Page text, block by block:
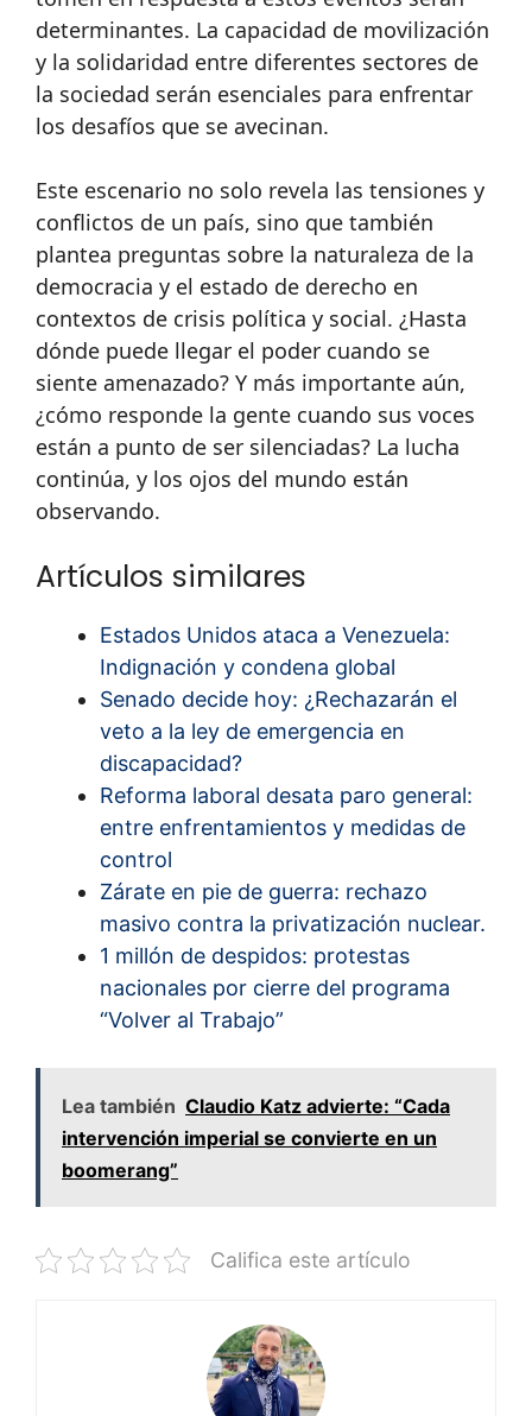
determinantes. La capacidad de movilización
y la solidaridad entre diferentes sectores de
la sociedad serán esenciales para enfrentar
los desafíos que se avecinan.
Este escenario no solo revela las tensiones y
conflictos de un país, sino que también
plantea preguntas sobre la naturaleza de la
democracia y el estado de derecho en
contextos de crisis política y social. ¿Hasta
dónde puede llegar el poder cuando se
siente amenazado? Y más importante aún,
¿cómo responde la gente cuando sus voces
están a punto de ser silenciadas? La lucha
continúa, y los ojos del mundo están
observando.
Artículos similares
Estados Unidos ataca a Venezuela:
Indignación y condena global
Senado decide hoy: ¿Rechazarán el
veto a la ley de emergencia en
discapacidad?
Reforma laboral desata paro general:
entre enfrentamientos y medidas de
control
Zárate en pie de guerra: rechazo
masivo contra la privatización nuclear.
1 millón de despidos: protestas
nacionales por cierre del programa
“Volver al Trabajo”
Lea también Claudio Katz advierte: “Cada
intervención imperial se convierte en un
boomerang”
Califica este artículo